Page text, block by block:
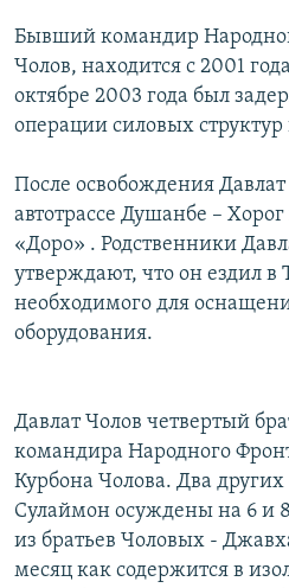
Бывший командир
Чолов, находится с 2001
октябре 2003 года был
операции силовых структур
После освобождения
автотрассе Душанбе –
«Доро» . Родственники
утверждают, что он ездил
необходимого для
оборудования.
Давлат Чолов четвертый
командира Народного
Курбона Чолова. Два
Сулаймон осуждены на 6 и
из братьев Чоловых -
месяц как содержится в